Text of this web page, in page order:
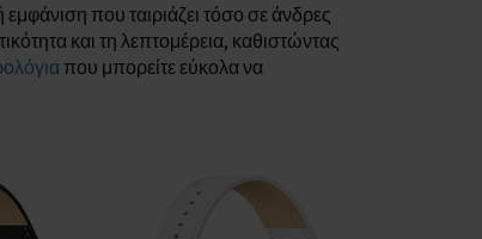
που ταιριάζει τόσο σε άνδρες
και τη λεπτομέρεια, καθιστώντας
που μπορείτε εύκολα να